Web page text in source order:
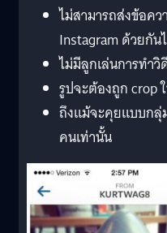
ไม่สามารถส่งข้อค
Instagram ด้วยกัน
ไม่มีลูกเล่นการทำ
รูปจะต้องถูก crop
ถึงแม้จะคุยแบบกลุ่
คนเท่านั้น